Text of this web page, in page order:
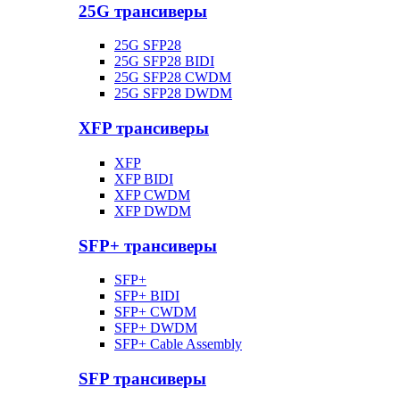
25G трансиверы
25G SFP28
25G SFP28 BIDI
25G SFP28 CWDM
25G SFP28 DWDM
XFP трансиверы
XFP
XFP BIDI
XFP CWDM
XFP DWDM
SFP+ трансиверы
SFP+
SFP+ BIDI
SFP+ CWDM
SFP+ DWDM
SFP+ Cable Assembly
SFP трансиверы